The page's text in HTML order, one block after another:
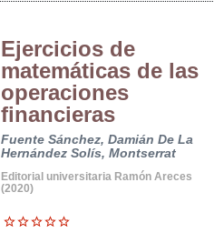
Ejercicios de
matemáticas de las
operaciones
financieras
Fuente Sánchez, Damián De La
Hernández Solís, Montserrat
Editorial universitaria Ramón Areces
(2020)